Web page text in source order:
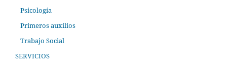
Psicología
Primeros auxilios
Trabajo Social
SERVICIOS